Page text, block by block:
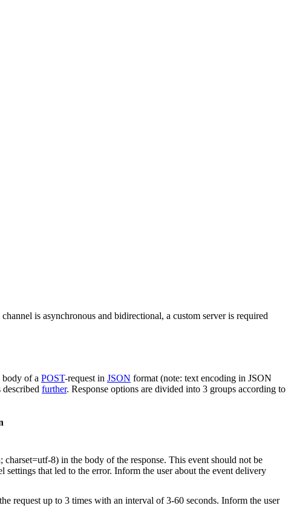
is asynchronous and bidirectional, a custom server is required
body of a POST-request in JSON format (note: text encoding in JSON
further. Response options are divided into 3 groups according to
8) in the body of the response. This event should not be
that led to the error. Inform the user about the event delivery
request up to 3 times with an interval of 3-60 seconds. Inform the user